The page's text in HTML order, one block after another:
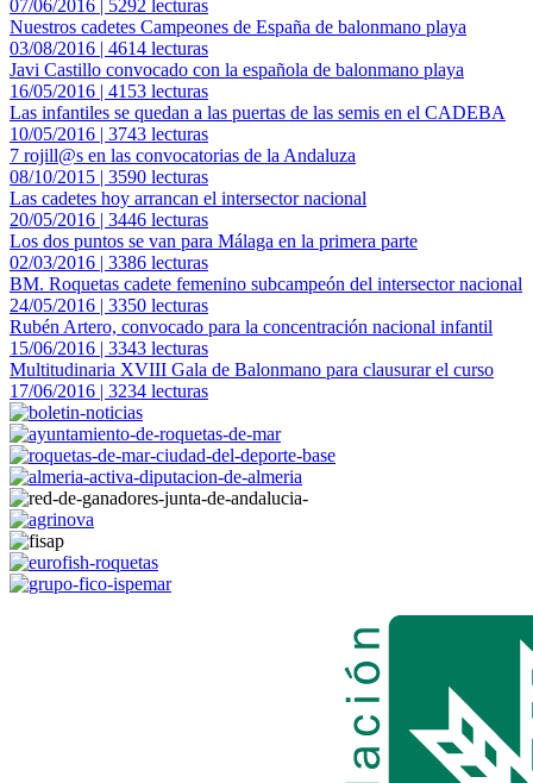
07/06/2016 | 5292 lecturas
Nuestros cadetes Campeones de España de balonmano playa
03/08/2016 | 4614 lecturas
Javi Castillo convocado con la española de balonmano playa
16/05/2016 | 4153 lecturas
Las infantiles se quedan a las puertas de las semis en el CADEBA
10/05/2016 | 3743 lecturas
7 rojill@s en las convocatorias de la Andaluza
08/10/2015 | 3590 lecturas
Las cadetes hoy arrancan el intersector nacional
20/05/2016 | 3446 lecturas
Los dos puntos se van para Málaga en la primera parte
02/03/2016 | 3386 lecturas
BM. Roquetas cadete femenino subcampeón del intersector nacional
24/05/2016 | 3350 lecturas
Rubén Artero, convocado para la concentración nacional infantil
15/06/2016 | 3343 lecturas
Multitudinaria XVIII Gala de Balonmano para clausurar el curso
17/06/2016 | 3234 lecturas